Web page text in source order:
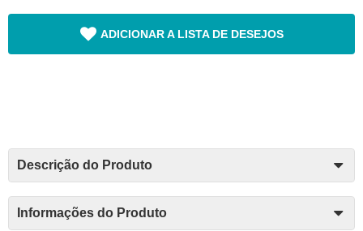
ADICIONAR A LISTA DE DESEJOS
Descrição do Produto
Informações do Produto